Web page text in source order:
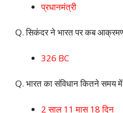
प्रधानमंत्री
Q. सिकंदर ने भारत पर कब
326 BC
Q. भारत का संविधान कितने समय
2 साल 11 मास 18 दिन